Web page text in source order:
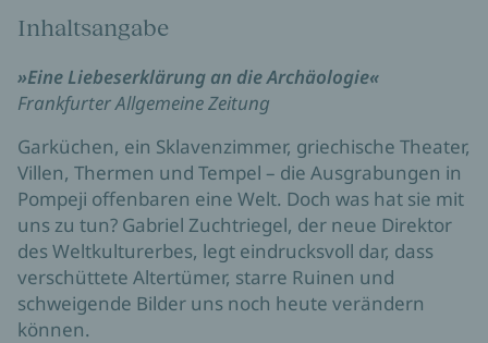
Inhaltsangabe
»Eine Liebeserklärung an die Archäologie«
Frankfurter Allgemeine Zeitung
Garküchen, ein Sklavenzimmer, griechische Theater,
Villen, Thermen und Tempel – die Ausgrabungen in
Pompeji offenbaren eine Welt. Doch was hat sie mit
uns zu tun? Gabriel Zuchtriegel, der neue Direktor
des Weltkulturerbes, legt eindrucksvoll dar, dass
verschüttete Altertümer, starre Ruinen und
schweigende Bilder uns noch heute verändern
können.